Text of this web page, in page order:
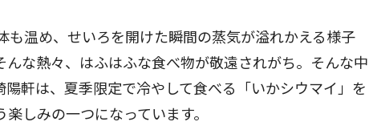
温め、せいろを開けた瞬間の蒸気が溢れかえる様子
な熱々、はふはふな食べ物が敬遠されがち。そんな中
軒は、夏季限定で冷やして食べる「いかシウマイ」を
しみの一つになっています。